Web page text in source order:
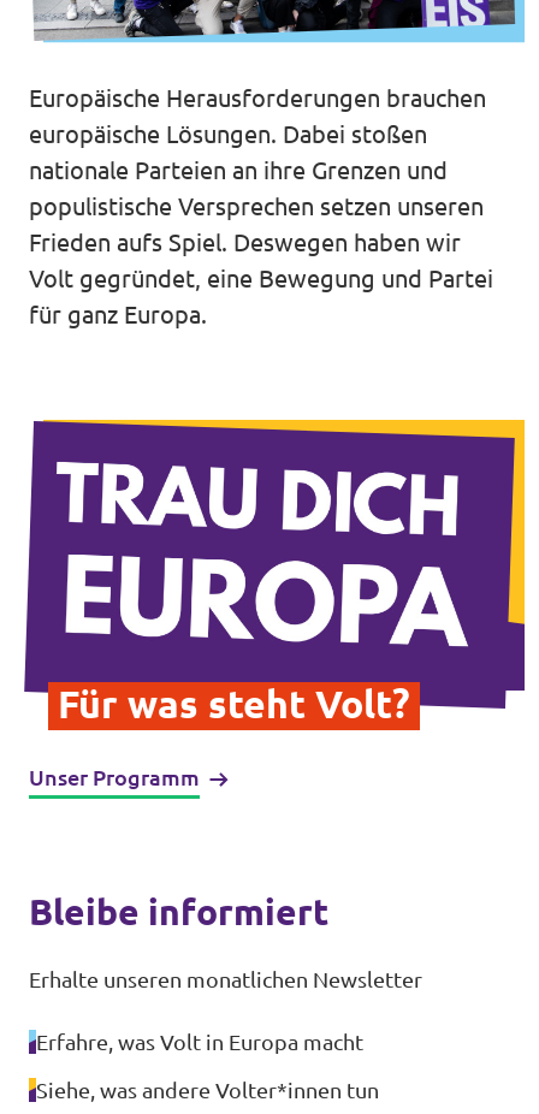
Unsere Events
Deine Spende für Volt!
Mache bei uns mit!
Pressemitteilungen
Leichte Sprache
Jobs bei Volt
Mache mit!
Transparenz
Europäische Herausforderungen brauchen
europäische Lösungen. Dabei stoßen
nationale Parteien an ihre Grenzen und
populistische Versprechen setzen unseren
Frieden aufs Spiel. Deswegen haben wir
Volt gegründet, eine Bewegung und Partei
für ganz Europa.
Für was steht Volt?
Unser Programm
Bleibe informiert
Erhalte unseren monatlichen Newsletter
Erfahre, was Volt in Europa macht
Siehe, was andere Volter*innen tun